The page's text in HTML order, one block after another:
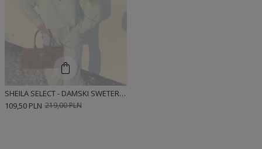
SHEILA SELECT - DAMSKI SWETER ZIELONY Z DEKOLTEM W SEREK 'ESME'
219,00 PLN
109,50 PLN